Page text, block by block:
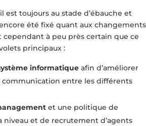
est toujours au stade d’ébauche et
été fixé quant aux changements
à peu près certain que ce
principaux :
informatique afin d’améliorer
communication entre les différents
et une politique de
niveau et de recrutement d’agents